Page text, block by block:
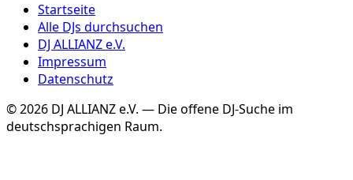
Startseite
Alle DJs durchsuchen
DJ ALLIANZ e.V.
Impressum
Datenschutz
©2026 DJ ALLIANZ e.V. — Die offene DJ-Suche im
deutschsprachigen Raum.